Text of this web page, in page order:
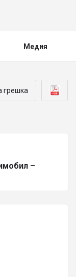
Медия
грешка
–